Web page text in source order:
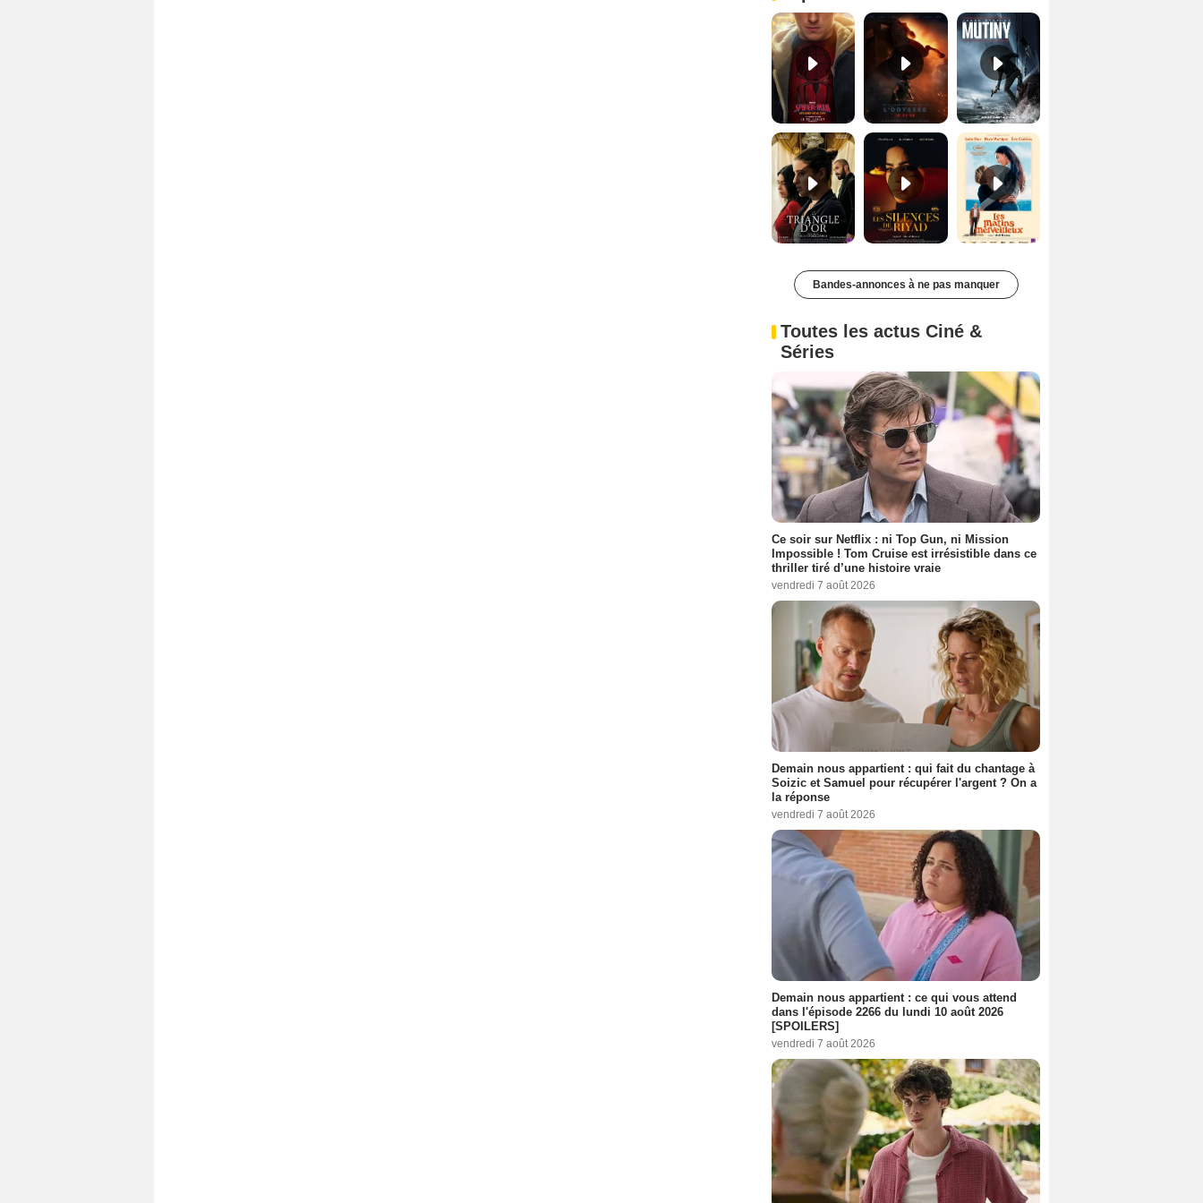
Les Silences de Riyad Bande-annonce VO STFR Les Matins merveilleux Bande-annonce VF
Bandes-annonces à ne pas manquer
Toutes les actus Ciné &
Séries
Ce soir sur Netflix : ni Top Gun, ni Mission
Impossible ! Tom Cruise est irrésistible dans ce
thriller tiré d’une histoire vraie
vendredi 7 août 2026
Demain nous appartient : qui fait du chantage à
Soizic et Samuel pour récupérer l'argent ? On a
la réponse
vendredi 7 août 2026
Demain nous appartient : ce qui vous attend
dans l'épisode 2266 du lundi 10 août 2026
[SPOILERS]
vendredi 7 août 2026